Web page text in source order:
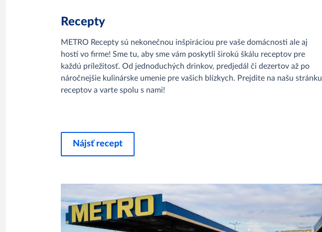
Recepty
METRO Recepty sú nekonečnou inšpiráciou pre vaše domácnosti ale aj
hostí vo firme! Sme tu, aby sme vám poskytli širokú škálu receptov pre
každú príležitosť. Od jednoduchých drinkov, predjedál či dezertov až po
náročnejšie kulinárske umenie pre vašich blízkych. Prejdite na našu stránku
receptov a varte spolu s nami!
Nájsť recept